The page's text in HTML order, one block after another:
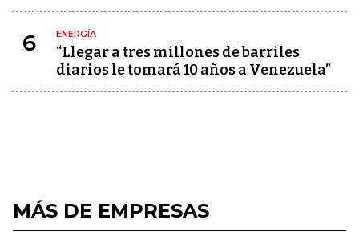
6 ENERGÍA
“Llegar a tres millones de barriles
diarios le tomará 10 años a Venezuela”
MÁS DE EMPRESAS